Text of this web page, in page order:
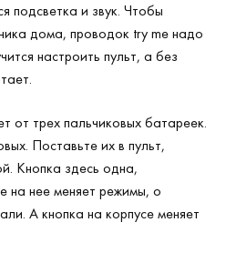
подсветка и звук. Чтобы
дома, проводок try me надо
настроить пульт, а без
от трех пальчиковых батареек.
Поставьте их в пульт,
Кнопка здесь одна,
на нее меняет режимы, о
А кнопка на корпусе меняет